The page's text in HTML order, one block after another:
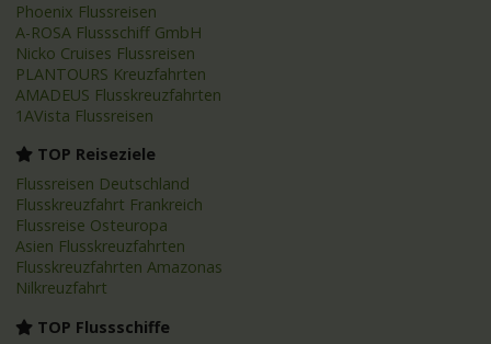
Phoenix Flussreisen
A-ROSA Flussschiff GmbH
Nicko Cruises Flussreisen
PLANTOURS Kreuzfahrten
AMADEUS Flusskreuzfahrten
1AVista Flussreisen
TOP Reiseziele
Flussreisen Deutschland
Flusskreuzfahrt Frankreich
Flussreise Osteuropa
Asien Flusskreuzfahrten
Flusskreuzfahrten Amazonas
Nilkreuzfahrt
TOP Flussschiffe